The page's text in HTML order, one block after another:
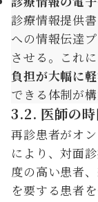
診療情報提供
への情報伝達
させる。これに
負担が大幅に
できる体制が構
3.2. 医師の
再診患者がオ
により、対面
度の高い患者
を要する患者